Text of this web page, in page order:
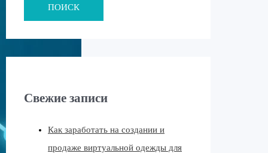
ПОИСК
Свежие записи
Как заработать на создании и
продаже виртуальной одежды для